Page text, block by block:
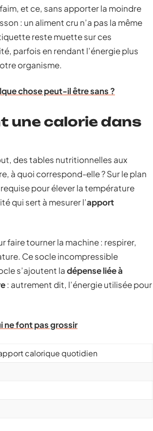
et ce, sans apporter la moindre
: un aliment cru n’a pas la même
reste muette sur ces
parfois en rendant l’énergie plus
organisme.
chose peut-il être sans ?
une calorie dans
des tables nutritionnelles aux
à quoi correspond-elle ? Sur le plan
pour élever la température
qui sert à mesurer l’apport
faire tourner la machine : respirer,
Ce socle incompressible
s’ajoutent ladépense liée à
: autrement dit, l’énergie utilisée pour
ne font pas grossir
calorique quotidien